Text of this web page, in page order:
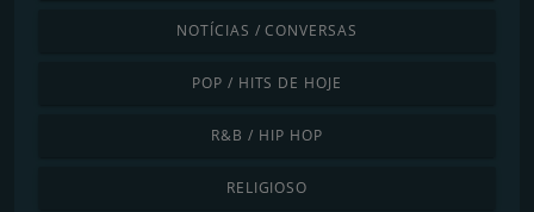
NOTÍCIAS / CONVERSAS
POP / HITS DE HOJE
R&B / HIP HOP
RELIGIOSO